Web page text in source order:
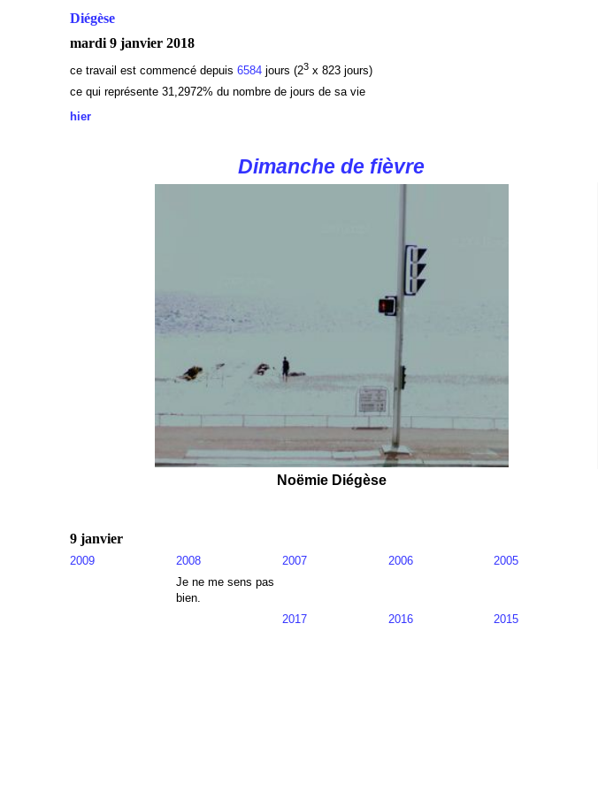
Diégèse
mardi 9 janvier 2018
ce travail est commencé depuis 6584jours (23x 823 jours)
ce qui représente 31,2972% du nombre de jours de sa vie
hier
Dimanche de fièvre
Noëmie Diégèse
9 janvier
2009 2008 2007 2006 2005
Je ne me sens pas
bien.
2017 2016 2015